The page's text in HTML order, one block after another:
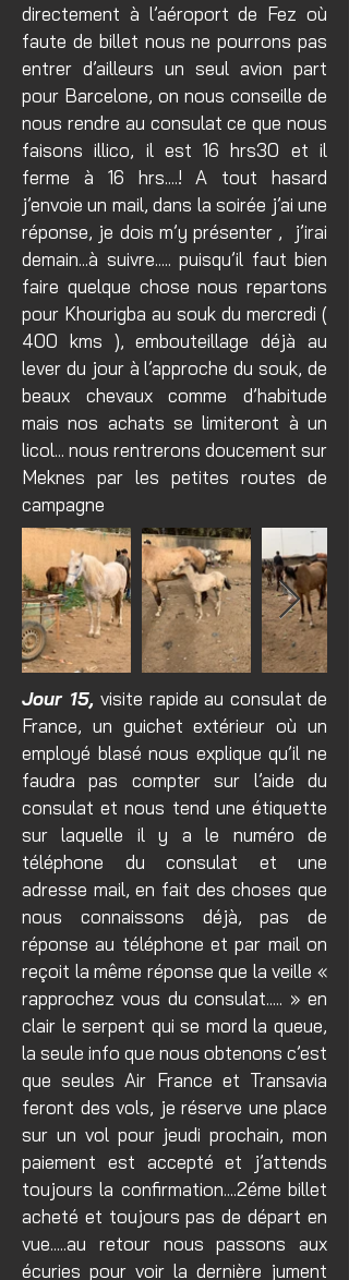
directement à l’aéroport de Fez où
faute de billet nous ne pourrons pas
entrer d’ailleurs un seul avion part
pour Barcelone, on nous conseille de
nous rendre au consulat ce que nous
faisons illico, il est 16 hrs30 et il
ferme à 16 hrs....! A tout hasard
j’envoie un mail, dans la soirée j’ai une
réponse, je dois m’y présenter , j’irai
demain...à suivre..... puisqu’il faut bien
faire quelque chose nous repartons
pour Khourigba au souk du mercredi (
400 kms ), embouteillage déjà au
lever du jour à l’approche du souk, de
beaux chevaux comme d’habitude
mais nos achats se limiteront à un
licol... nous rentrerons doucement sur
Meknes par les petites routes de
campagne
Jour 15, visite rapide au consulat de
France, un guichet extérieur où un
employé blasé nous explique qu’il ne
faudra pas compter sur l’aide du
consulat et nous tend une étiquette
sur laquelle il y a le numéro de
téléphone du consulat et une
adresse mail, en fait des choses que
nous connaissons déjà, pas de
réponse au téléphone et par mail on
reçoit la même réponse que la veille «
rapprochez vous du consulat..... » en
clair le serpent qui se mord la queue,
la seule info que nous obtenons c’est
que seules Air France et Transavia
feront des vols, je réserve une place
sur un vol pour jeudi prochain, mon
paiement est accepté et j’attends
toujours la confirmation....2éme billet
acheté et toujours pas de départ en
vue.....au retour nous passons aux
écuries pour voir la dernière jument